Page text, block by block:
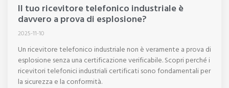
Il tuo ricevitore telefonico industriale è
davvero a prova di esplosione?
2025-11-10
Un ricevitore telefonico industriale non è veramente a prova di
esplosione senza una certificazione verificabile. Scopri perché i
ricevitori telefonici industriali certificati sono fondamentali per
la sicurezza e la conformità.